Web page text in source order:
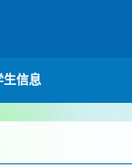
生信息